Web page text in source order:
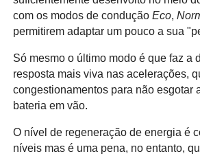
com os modos de condução Eco,
permitirem adaptar um pouco a sua
Só mesmo o último modo é que faz a
resposta mais viva nas acelerações,
congestionamentos para não esgotar
bateria em vão.
O nível de regeneração de energia é
níveis mas é uma pena, no entanto,